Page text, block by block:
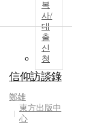
복
사/
대
출
신
청
信仰訪談錄
鄭雄
東方出版中
心